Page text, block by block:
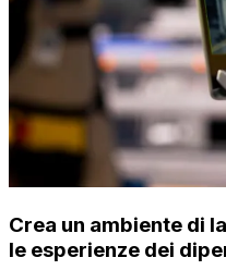
Crea un ambiente di
le esperienze dei